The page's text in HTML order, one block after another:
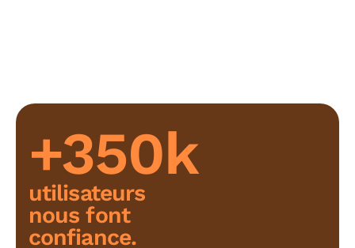
+350k
utilisateurs
nous font
confiance.